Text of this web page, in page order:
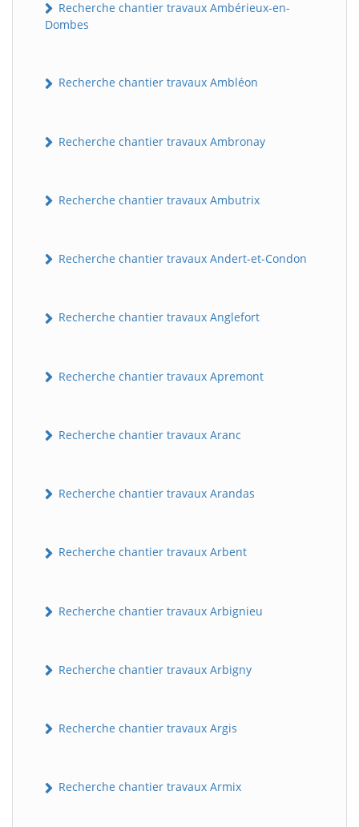
Recherche chantier travaux Ambérieux-en-
Dombes
Recherche chantier travaux Ambléon
Recherche chantier travaux Ambronay
Recherche chantier travaux Ambutrix
Recherche chantier travaux Andert-et-Condon
Recherche chantier travaux Anglefort
Recherche chantier travaux Apremont
Recherche chantier travaux Aranc
Recherche chantier travaux Arandas
Recherche chantier travaux Arbent
Recherche chantier travaux Arbignieu
Recherche chantier travaux Arbigny
Recherche chantier travaux Argis
Recherche chantier travaux Armix